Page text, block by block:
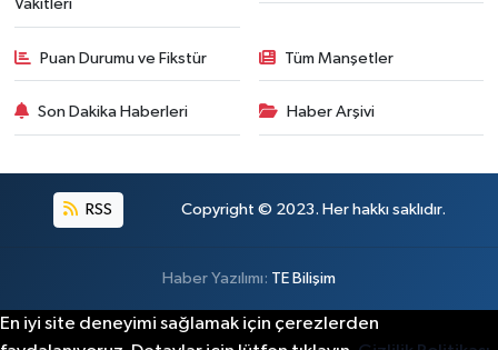
Vakitleri
Puan Durumu ve Fikstür Tüm Manşetler
Son Dakika Haberleri Haber Arşivi
RSS Copyright © 2023. Her hakkı saklıdır.
Haber Yazılımı: TE Bilişim
En iyi site deneyimi sağlamak için çerezlerden